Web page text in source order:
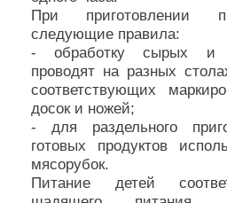
При приготовлении
следующие правила:
- обработку сырых и
проводят на разных
соответствующих
досок и ножей;
- для раздельного
готовых продуктов
мясорубок.
Питание детей